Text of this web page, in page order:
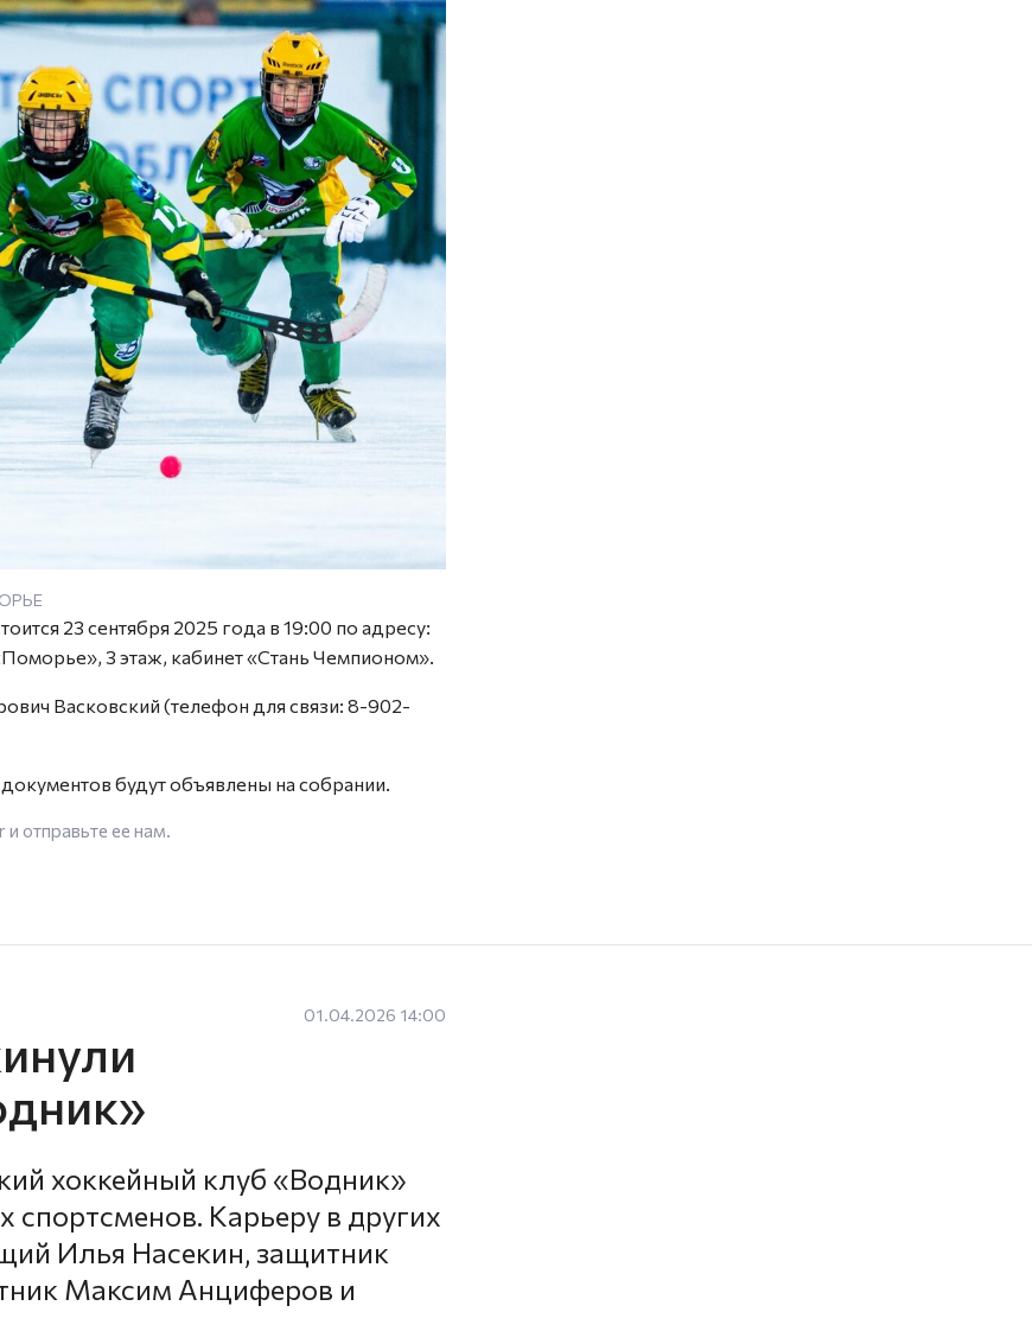
23 сентября 2025 года в 19:00 по адресу:
3 этаж, кабинет «Стань Чемпионом».
Васковский (телефон для связи: 8-902-
будут объявлены на собрании.
и отправьте ее нам.
01.04.2026 14:00
хоккейный клуб «Водник»
спортсменов. Карьеру в других
Илья Насекин, защитник
Максим Анциферов и